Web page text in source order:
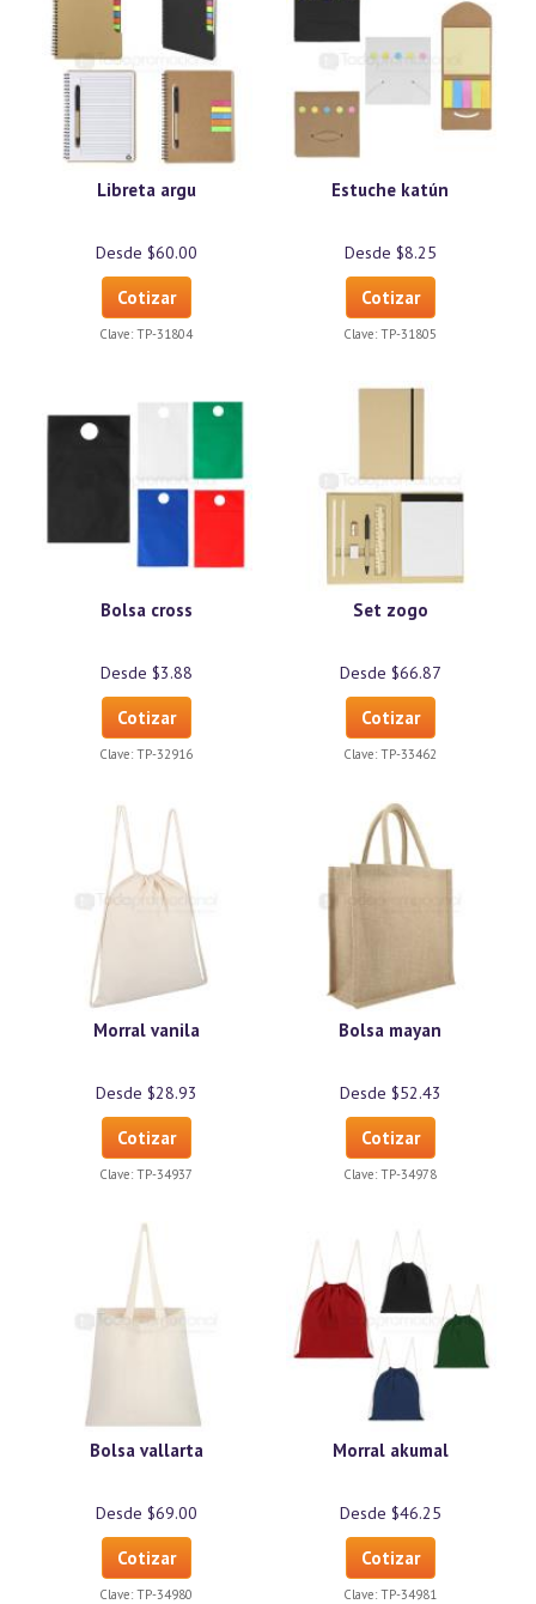
Libreta argu
Desde $60.00
Cotizar
Clave: TP-31804
Estuche katún
Desde $8.25
Cotizar
Clave: TP-31805
Bolsa cross
Desde $3.88
Cotizar
Clave: TP-32916
Set zogo
Desde $66.87
Cotizar
Clave: TP-33462
Morral vanila
Desde $28.93
Cotizar
Clave: TP-34937
Bolsa mayan
Desde $52.43
Cotizar
Clave: TP-34978
Bolsa vallarta
Desde $69.00
Cotizar
Clave: TP-34980
Morral akumal
Desde $46.25
Cotizar
Clave: TP-34981